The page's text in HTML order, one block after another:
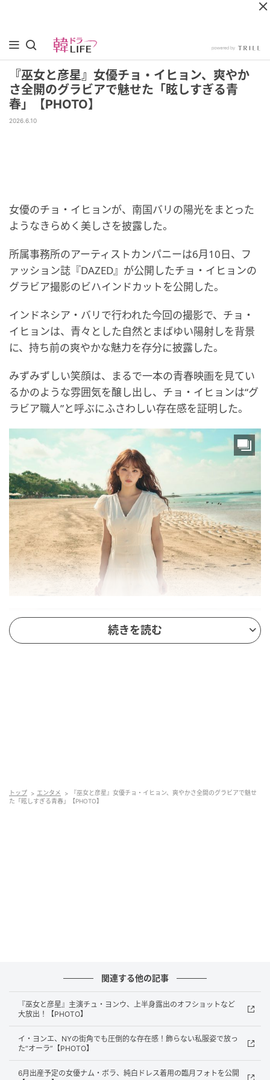
『巫女と彦星』女優チョ・イヒョン、爽やか
さ全開のグラビアで魅せた「眩しすぎる青
春」【PHOTO】
2026.6.10
女優のチョ・イヒョンが、南国バリの陽光をまとった
ようなきらめく美しさを披露した。
所属事務所のアーティストカンパニーは6月10日、フ
ァッション誌『DAZED』が公開したチョ・イヒョンの
グラビア撮影のビハインドカットを公開した。
インドネシア・バリで行われた今回の撮影で、チョ・
イヒョンは、青々とした自然とまばゆい陽射しを背景
に、持ち前の爽やかな魅力を存分に披露した。
みずみずしい笑顔は、まるで一本の青春映画を見てい
るかのような雰囲気を醸し出し、チョ・イヒョンは“グ
ラビア職人”と呼ぶにふさわしい存在感を証明した。
続きを読む
トップ エンタメ
『巫女と彦星』女優チョ・イヒョン、爽やかさ全開のグラビアで魅せ
た「眩しすぎる青春」【PHOTO】
関連する他の記事
『巫女と彦星』主演チュ・ヨンウ、上半身露出のオフショットなど
大放出！【PHOTO】
イ・ヨンエ、NYの街角でも圧倒的な存在感！飾らない私服姿で放っ
た“オーラ”【PHOTO】
6月出産予定の女優ナム・ボラ、純白ドレス着用の臨月フォトを公開